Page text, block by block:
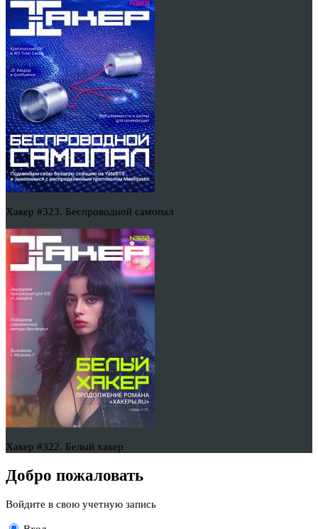
Хакер #323. Беспроводной самопал
Хакер #322. Белый хакер
Добро пожаловать
Войдите в свою учетную запись